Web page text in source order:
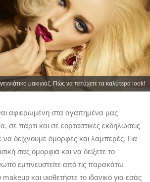
μακιγιάζ, Πώς να πετύχετε τα καλύτερα look!
αφιερωμένη στα αγαπημένα μας
σε πάρτι και σε εορταστικές εκδηλώσεις
να δείχνουμε όμορφες και λαμπερές. Για
σας ομορφιά και να δείξετε το
εμπνευστείτε από τις παρακάτω
makeup και υιοθετήστε το ιδανικό για εσάς